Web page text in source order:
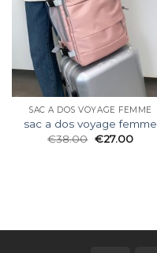
SAC A DOS VOYAGE FEMME
sac a dos voyage femme
€38.00 €27.00